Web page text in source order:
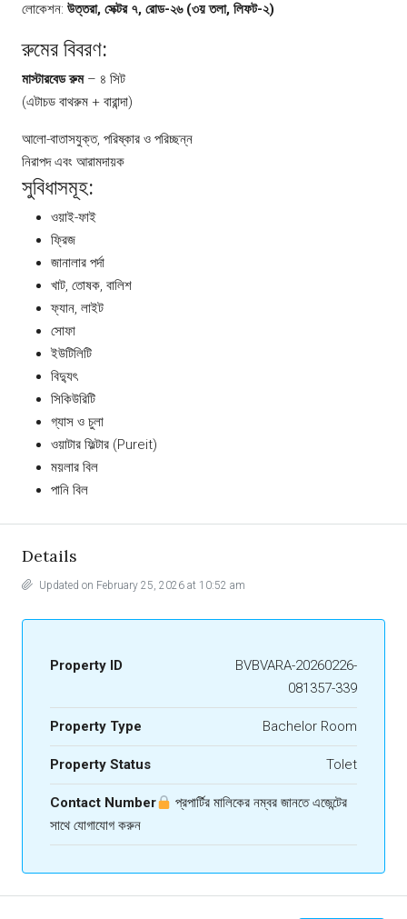
লোকেশন: উত্তরা, সেক্টর ৭, রোড-২৬ (৩য় তলা, লিফট-২)
রুমের বিবরণ:
মাস্টারবেড রুম– ৪ সিট
(এটাচড বাথরুম + বারান্দা)
আলো-বাতাসযুক্ত, পরিষ্কার ও পরিচ্ছন্ন
নিরাপদ এবং আরামদায়ক
সুবিধাসমূহ:
ওয়াই-ফাই
ফ্রিজ
জানালার পর্দা
খাট, তোষক, বালিশ
ফ্যান, লাইট
সোফা
ইউটিলিটি
বিদ্যুৎ
সিকিউরিটি
গ্যাস ও চুলা
ওয়াটার ফিল্টার (Pureit)
ময়লার বিল
পানি বিল
Details
Updated on February 25, 2026 at 10:52 am
Property ID
BVBVARA-20260226-
081357-339
Property Type Bachelor Room
Property Status Tolet
Contact Number
প্রপার্টির মালিকের নম্বর জানতে এজেন্টের
সাথে যোগাযোগ করুন